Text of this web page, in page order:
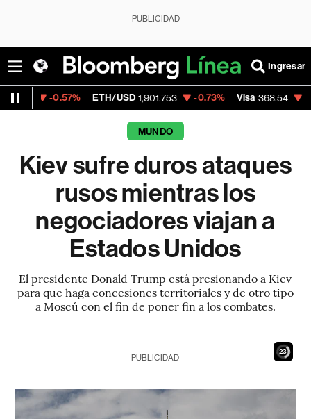
PUBLICIDAD
Ingresar
ETH/USD 1,901.753 -0.73% Visa 368.54 -0.28%
MUNDO
Kiev sufre duros ataques
rusos mientras los
negociadores viajan a
Estados Unidos
El presidente Donald Trump está presionando a Kiev
para que haga concesiones territoriales y de otro tipo
a Moscú con el fin de poner fin a los combates.
21
PUBLICIDAD